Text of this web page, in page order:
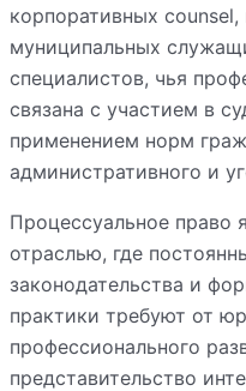
корпоративных counsel,
муниципальных
специалистов, чья
связана с участием в
применением норм
административного и
Процессуальное право
отраслью, где
законодательства и
практики требуют от
профессионального
представительство